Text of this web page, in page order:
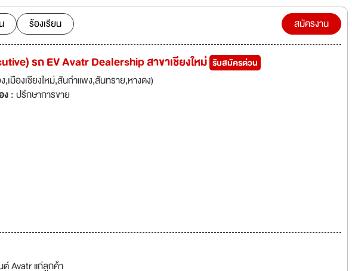
2014, we finally stood at the top above all big time rivals with not just one but two new
in our hands! It has been made official in the beginning of 2015 by Harley-Davidson
our empire would have the privilege to represent them in Bangkok and Pattaya.
ร้องเรียน สมัครงาน
รถ EV Avatr Dealership สาขาเชียงใหม่ รับสมัครด่วน
,เมืองเชียงใหม่,สันกำแพง,สันทราย,หางดง)
ง :ปรึกษาการขาย
ต์ Avatr แก่ลูกค้า